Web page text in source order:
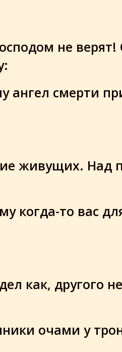
не
ангел смерти
живущих. Над
когда-то вас
как, другого
очами у